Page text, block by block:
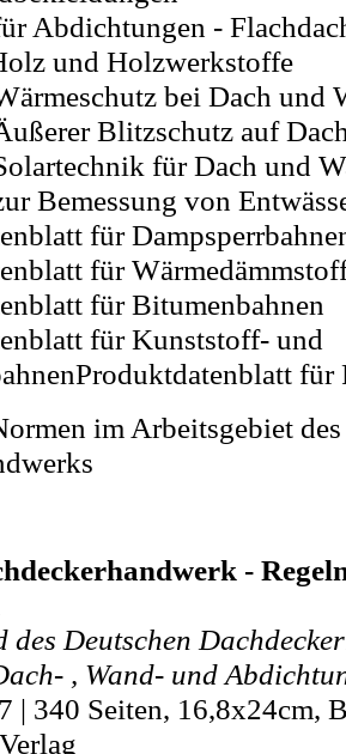
Abdichtungen -
und Holzwerkstoffe
bei Dach und
Blitzschutz auf
für Dach und
Bemessung von
für
für
für Bitumenbahnen
für Kunststoff- und
im Arbeitsgebiet des
-
Deutschen
, Wand- und
| 340 Seiten, 16,8x24cm,